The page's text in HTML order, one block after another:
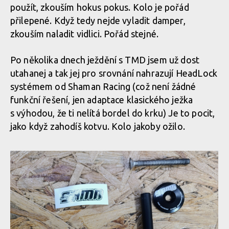
neviditelné. Prozrazuje ho jen víčko na hlavové trubce.
Rimpact Tuned Mass Damper je konstrukčně jednoduché
zařízení, pokud je namontováno na kole, je v podstatě
neviditelné. Prozrazuje ho jen víčko na hlavové trubce.
Rimpact Tuned Mass Damper je konstrukčně jednoduché
zařízení, pokud je namontováno na kole, je v podstatě
neviditelné. Prozrazuje ho jen víčko na hlavové trubce.
Celá sestava Rimpact Tuned Mass Damper
Celá sestava Rimpact Tuned Mass Damper
Celá sestava Rimpact Tuned Mass Damper
Celá sestava Rimpact Tuned Mass Damper
Celá sestava Rimpact Tuned Mass Damper
použít, zkouším hokus pokus. Kolo je pořád
přilepené. Když tedy nejde vyladit damper,
zkouším naladit vidlici. Pořád stejné.
Po několika dnech ježdění s TMD jsem už dost
utahanej a tak jej pro srovnání nahrazují HeadLock
systémem od Shaman Racing (což není žádné
funkční řešení, jen adaptace klasického ježka
s výhodou, že ti nelítá bordel do krku) Je to pocit,
jako když zahodíš kotvu. Kolo jakoby ožilo.